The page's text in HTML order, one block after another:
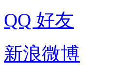
QQ 好友
新浪微博